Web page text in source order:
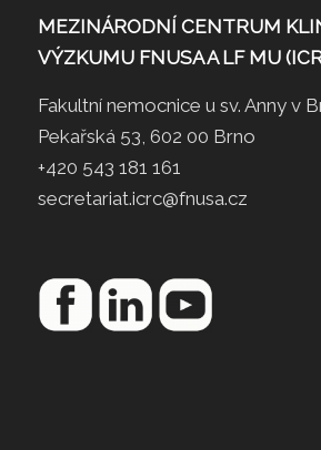
MEZINÁRODNÍ CENTRUM
VÝZKUMU FNUSA A LF MU
Fakultní nemocnice u sv. Anny v
Pekařská 53, 602 00 Brno
+420 543 181 161
secretariat.icrc@fnusa.cz